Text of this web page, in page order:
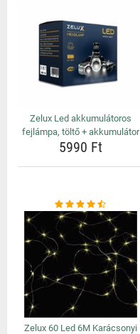
Zelux Led akkumulátoros
fejlámpa, töltő + akkumulátor
5990 Ft
Zelux 60 Led 6M Karácsonyi